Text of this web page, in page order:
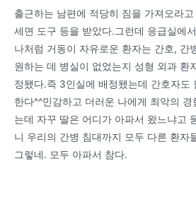
출근하는 남편에 적당히 짐을 가져오라
세면 도구 등을 받았다.그런데 응급실에
나처럼 거동이 자유로운 환자는 간호, 간
원하는 데 병실이 없었는지 성형 외과 환
정됐다.즉 3인실에 배정됐는데 간호자도
한다^^민감하고 더러운 나에게 최악의
는데 자꾸 딸은 어디가 아파서 왔느냐고
니 우리의 간병 침대까지 모두 다른 환자
그렇네. 모두 아파서 참다.